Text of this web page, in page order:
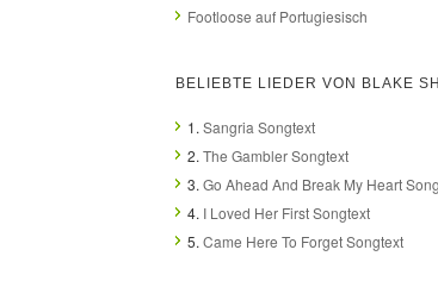
Footloose auf Portugiesisch
BELIEBTE LIEDER VON BLAKE
1. Sangria Songtext
2. The Gambler Songtext
3. Go Ahead And Break My Heart
4. I Loved Her First Songtext
5. Came Here To Forget Songtext